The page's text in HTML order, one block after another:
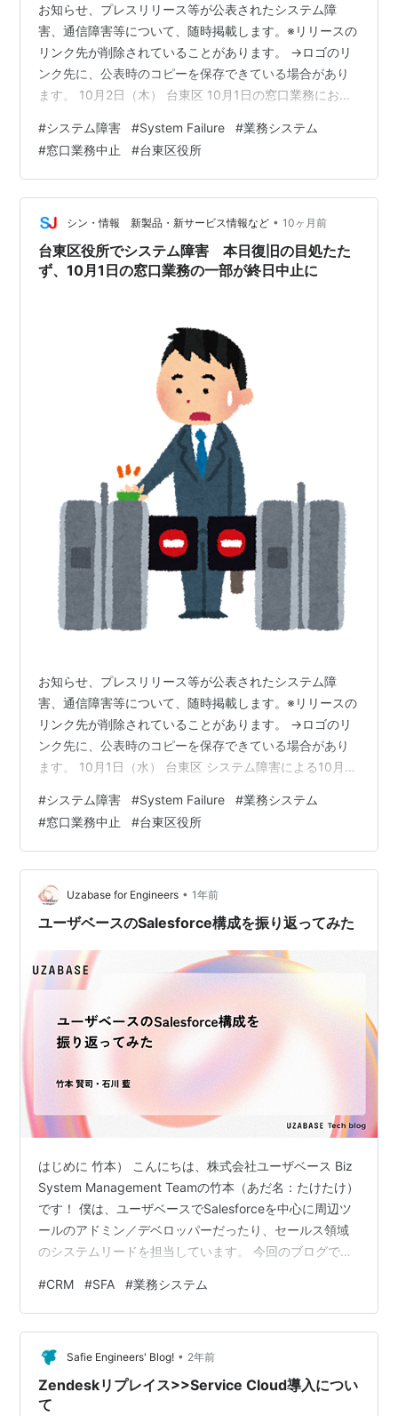
お知らせ、プレスリリース等が公表されたシステム障
害、通信障害等について、随時掲載します。※リリースの
リンク先が削除されていることがあります。 →ロゴのリ
ンク先に、公表時のコピーを保存できている場合があり
ます。 10月2日（木） 台東区 10月1日の窓口業務におけ
は、令和7年10月1日（水曜日）に業務システムの障害が
発生し、本庁舎および区民事務所・保健所などでマイナ
ンバーカードの申請や住民異動、税・保険料・年金関連
の手続きが終日行えない状況となったと発表しました。
障害は午前8時30分から発生し、約500名の来庁者に影
響が及びましたが、翌2日（木曜日…
#システム障害 #System Failure #業務システム
#窓口業務中止 #台東区役所
シン・情報 新製品・新サービス情報など • 10ヶ月前
台東区役所でシステム障害 本日復旧の目処たた
ず、10月1日の窓口業務の一部が終日中止に
お知らせ、プレスリリース等が公表されたシステム障
害、通信障害等について、随時掲載します。※リリースの
リンク先が削除されていることがあります。 →ロゴのリ
ンク先に、公表時のコピーを保存できている場合があり
ます。 10月1日（水） 台東区 システム障害による10月1
年10月1日に発生した業務システムの障害により、区役所
および各区民事務所での一部窓口業務が終日中止となる
と発表しました。影響を受けたのは、戸籍住民サービス
課、国民健康保険課、税務課、区民課国民年金係など複
数の部署で、マイナンバーカードの申請・受取、住民異
動手続き、納税証明書の発行、原…
#システム障害 #System Failure #業務システム
#窓口業務中止 #台東区役所
Uzabase for Engineers • 1年前
ユーザベースのSalesforce構成を振り返ってみた
はじめに 竹本） こんにちは、株式会社ユーザベース Biz
System Management Teamの竹本（あだ名：たけたけ）
です！ 僕は、ユーザベースでSalesforceを中心に周辺ツ
ールのアドミン／デベロッパーだったり、セールス領域
のシステムリードを担当しています。 今回のブログで
スのSalesforce環境の変遷をご紹介できればと考えてい
ます。 石川） こんにちは、株式会社ユーザベース Biz
System Management Teamの石川（あだ名：しか）で
す！ たけたけと同じく、Salesforce周りのアドミン／デ
ベロッパー…
#CRM #SFA #業務システム
Safie Engineers' Blog! • 2年前
Zendeskリプレイス>>Service Cloud導入につい
て